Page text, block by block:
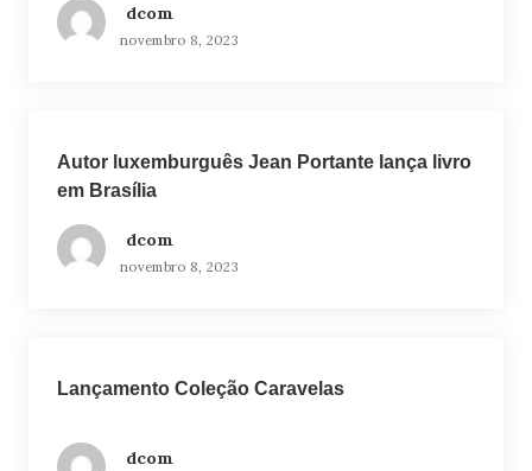
dcom
novembro 8, 2023
Autor luxemburguês Jean Portante lança livro
em Brasília
dcom
novembro 8, 2023
Lançamento Coleção Caravelas
dcom